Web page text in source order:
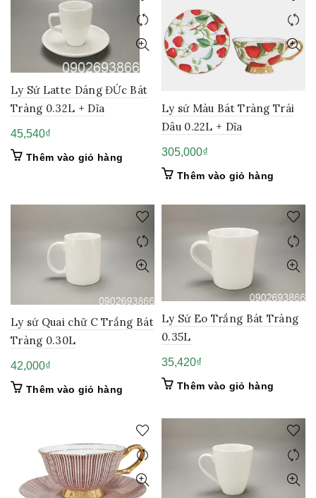
Ly Sứ Latte Dáng ĐỨc Bát
Tràng 0.32L + Dĩa
45,540₫
Thêm vào giỏ hàng
Ly sứ Màu Bát Tràng Trái
Dâu 0.22L + Dĩa
305,000₫
Thêm vào giỏ hàng
Ly sứ Quai chữ C Trắng Bát
Tràng 0.30L
42,000₫
Thêm vào giỏ hàng
Ly Sứ Eo Trắng Bát Tràng
0.35L
35,420₫
Thêm vào giỏ hàng